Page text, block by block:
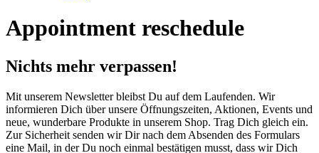
Appointment reschedule
Nichts mehr verpassen!
Mit unserem Newsletter bleibst Du auf dem Laufenden. Wir
informieren Dich über unsere Öffnungszeiten, Aktionen, Events und
neue, wunderbare Produkte in unserem Shop. Trag Dich gleich ein.
Zur Sicherheit senden wir Dir nach dem Absenden des Formulars
eine Mail, in der Du noch einmal bestätigen musst, dass wir Dich